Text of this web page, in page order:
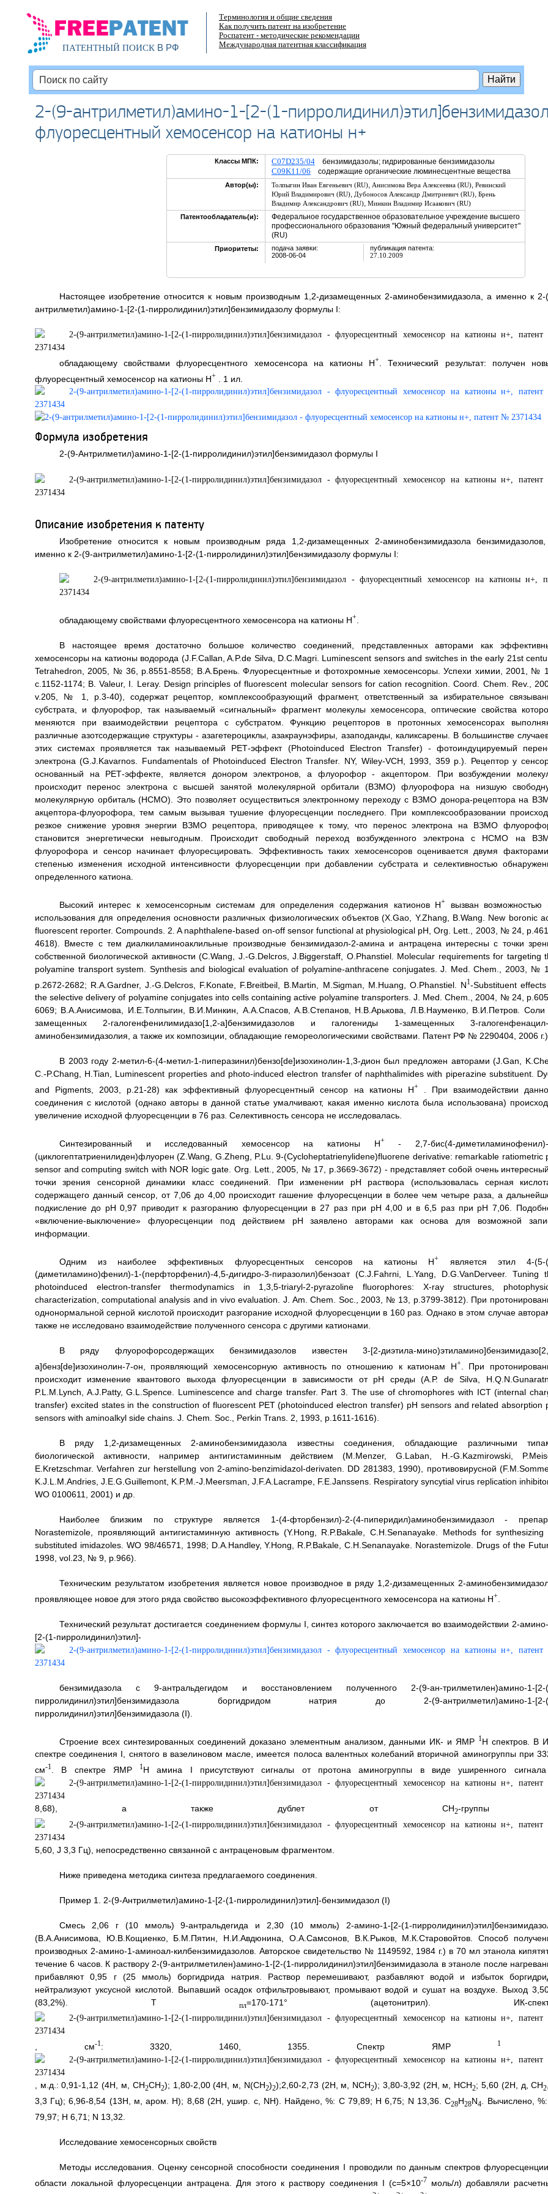
ПАТЕНТНЫЙ ПОИСКВ РФ
Терминология и общие сведения
Как получить патент на изобретение
Роспатент - методические рекомендации
Международная патентная классификация
2-(9-антрилметил)амино-1-[2-(1-
флуоресцентный хемосенсор на катионы н+
Классы МПК: C07D235/04бензимидазолы; гидрированные бензимидазолы
C09K11/06 содержащие органические люминесцентные вещества
Автор(ы): Толпыгин Иван Евгеньевич (RU), Анисимова Вера Алексеевна (RU), Ревинский
Юрий Владимирович (RU), Дубоносов Александр Дмитриевич (RU), Брень
Владимир Александрович (RU), Минкин Владимир Исаакович (RU)
Патентообладатель(и):
Федеральное государственное образовательное учреждение высшего
профессионального образования "Южный федеральный университет"
(RU)
Приоритеты:
подача заявки:
2008-06-04
публикация патента:
27.10.2009
Настоящее изобретение относится к новым производным 1,2-дизамещенных 2-аминобензимидазола, а именно к 2-
антрилметил)амино-1-[2-(1-пирролидинил)этил]бензимидазолу формулы I:
обладающему свойствами флуоресцентного хемосенсора на катионы H+
. Технический результат: получен
флуоресцентный хемосенсор на катионы H+. 1 ил.
Формула изобретения
2-(9-Антрилметил)амино-1-[2-(1-пирролидинил)этил]бензимидазол формулы I
Описание изобретения к патенту
Изобретение относится к новым производным ряда 1,2-дизамещенных 2-аминобензимидазола
именно к 2-(9-антрилметил)амино-1-[2-(1-пирролидинил)этил]бензимидазолу формулы I:
обладающему свойствами флуоресцентного хемосенсора на катионы Н+.
В настоящее время достаточно большое количество соединений, представленных авторами как
хемосенсоры на катионы водорода (J.F.Callan, A.P.de Silva, D.C.Magri. Luminescent sensors and switches in the early 21st
Tetrahedron, 2005, № 36, p.8551-8558; B.A.Брень. Флуоресцентные и фотохромные хемосенсоры. Успехи химии, 2001, №
с.1152-1174; В. Valeur, I. Leray. Design principles of fluorescent molecular sensors for cation recognition. Coord. Chem. Rev.,
v.205, № 1, p.3-40), содержат рецептор, комплексообразующий фрагмент, ответственный за избирательное
субстрата, и флуорофор, так называемый «сигнальный» фрагмент молекулы хемосенсора, оптические свойства
меняются при взаимодействии рецептора с субстратом. Функцию рецепторов в протонных хемосенсорах
различные азотсодержащие структуры - азагетероциклы, азакраунэфиры, азаподанды, каликсарены. В большинстве
этих системах проявляется так называемый РЕТ-эффект (Photoinduced Electron Transfer) - фотоиндуцируемый
электрона (G.J.Kavarnos. Fundamentals of Photoinduced Electron Transfer. NY, Wiley-VCH, 1993, 359 p.). Рецептор у
основанный на РЕТ-эффекте, является донором электронов, а флуорофор - акцептором. При возбуждении
происходит перенос электрона с высшей занятой молекулярной орбитали (ВЗМО) флуорофора на низшую
молекулярную орбиталь (НСМО). Это позволяет осуществиться электронному переходу с ВЗМО донора-рецептора на
акцептора-флуорофора, тем самым вызывая тушение флуоресценции последнего. При комплексообразовании
резкое снижение уровня энергии ВЗМО рецептора, приводящее к тому, что перенос электрона на ВЗМО
становится энергетически невыгодным. Происходит свободный переход возбужденного электрона с НСМО на
флуорофора и сенсор начинает флуоресцировать. Эффективность таких хемосенсоров оценивается двумя
степенью изменения исходной интенсивности флуоресценции при добавлении субстрата и селективностью
определенного катиона.
Высокий интерес к хемосенсорным системам для определения содержания катионов Н+
вызван возможностью
использования для определения основности различных физиологических объектов (X.Gao, Y.Zhang, В.Wang. New boronic
fluorescent reporter. Compounds. 2. A naphthalene-based on-off sensor functional at physiological pH, Org. Lett., 2003, № 24,
4618). Вместе с тем диалкиламиноаклильные производные бензимидазол-2-амина и антрацена интересны с точки
собственной биологической активности (С.Wang, J.-G.Delcros, J.Biggerstaff, О.Phanstiel. Molecular requirements for targeting
polyamine transport system. Synthesis and biological evaluation of polyamine-anthracene conjugates. J. Med. Chem., 2003, №
p.2672-2682; R.A.Gardner, J.-G.Delcros, F.Konate, F.Breitbeil, B.Martin, M.Sigman, M.Huang, O.Phanstiel. N1-Substituent
the selective delivery of polyamine conjugates into cells containing active polyamine transporters. J. Med. Chem., 2004, № 24,
6069; В.А.Анисимова, И.Е.Толпыгин, В.И.Минкин, А.А.Спасов, А.В.Степанов, Н.В.Арькова, Л.В.Науменко, В.И.Петров. Соли
замещенных 2-галогенфенилимидазо[1,2-а]бензимидазолов и галогениды 1-замещенных 3-
аминобензимидазолия, а также их композиции, обладающие гемореологическими свойствами. Патент РФ № 2290404, 2006
В 2003 году 2-метил-6-(4-метил-1-пиперазинил)бензо[de]изохинолин-1,3-дион был предложен авторами (J.Gan,
C.-P.Chang, H.Tian, Luminescent properties and photo-induced electron transfer of naphthalimides with piperazine substituent.
and Pigments, 2003, p.21-28) как эффективный флуоресцентный сенсор на катионы H+. При взаимодействии
соединения с кислотой (однако авторы в данной статье умалчивают, какая именно кислота была использована)
увеличение исходной флуоресценции в 76 раз. Селективность сенсора не исследовалась.
Синтезированный и исследованный хемосенсор на катионы H+- 2,7-бис(4-
(циклогептатриенилиден)флуорен (Z.Wang, G.Zheng, P.Lu. 9-(Cycloheptatrienylidene)fluorene derivative: remarkable ratiometric
sensor and computing switch with NOR logic gate. Org. Lett., 2005, № 17, p.3669-3672) - представляет собой очень
точки зрения сенсорной динамики класс соединений. При изменении рН раствора (использовалась серная
содержащего данный сенсор, от 7,06 до 4,00 происходит гашение флуоресценции в более чем четыре раза, а
подкисление до рН 0,97 приводит к разгоранию флуоресценции в 27 раз при рН 4,00 и в 6,5 раз при рН 7,06.
«включение-выключение» флуоресценции под действием рН заявлено авторами как основа для возможной
информации.
Одним из наиболее эффективных флуоресцентных сенсоров на катионы Н+
является этил 4-(5-
(диметиламино)фенил)-1-(перфторфенил)-4,5-дигидро-3-пиразолил)бензоат (С.J.Fahrni, L.Yang, D.G.VanDerveer. Tuning
photoinduced electron-transfer thermodynamics in 1,3,5-triaryl-2-pyrazoline fluorophores: X-ray structures,
characterization, computational analysis and in vivo evaluation. J. Am. Chem. Soc., 2003, № 13, p.3799-3812). При
однонормальной серной кислотой происходит разгорание исходной флуоресценции в 160 раз. Однако в этом случае
также не исследовано взаимодействие полученного сенсора с другими катионами.
В ряду флуорофорсодержащих бензимидазолов известен 3-[2-диэтила-
a]бенз[de]изохинолин-7-он, проявляющий хемосенсорную активность по отношению к катионам Н+. При
происходит изменение квантового выхода флуоресценции в зависимости от рН среды (А.Р. de Silva,
P.L.M.Lynch, A.J.Patty, G.L.Spence. Luminescence and charge transfer. Part 3. The use of chromophores with ICT (internal
transfer) excited states in the construction of fluorescent PET (photoinduced electron transfer) pH sensors and related absorption
sensors with aminoalkyl side chains. J. Chem. Soc., Perkin Trans. 2, 1993, p.1611-1616).
В ряду 1,2-дизамещенных 2-аминобензимидазола известны соединения, обладающие различными
биологической активности, например антигистаминным действием (M.Menzer, G.Laban, H.-G.Kazmirowski,
E.Kretzschmar. Verfahren zur herstellung von 2-amino-benzimidazol-derivaten. DD 281383, 1990), противовирусной
K.J.L.M.Andries, J.E.G.Guillemont, K.P.M.-J.Meersman, J.F.A.Lacrampe, F.E.Janssens. Respiratory syncytial virus replication
WO 0100611, 2001) и др.
Наиболее близким по структуре является 1-(4-фторбензил)-2-(4-пиперидил)аминобензимидазол -
Norastemizole, проявляющий антигистаминную активность (Y.Hong, R.P.Bakale, C.H.Senanayake. Methods for synthesizing
substituted imidazoles. WO 98/46571, 1998; D.A.Handley, Y.Hong, R.P.Bakale, C.H.Senanayake. Norastemizole. Drugs of the
1998, vol.23, № 9, p.966).
Техническим результатом изобретения является новое производное в ряду 1,2-дизамещенных 2-
проявляющее новое для этого ряда свойство высокоэффективного флуоресцентного хемосенсора на катионы Н+.
Технический результат достигается соединением формулы I, синтез которого заключается во взаимодействии 2-
[2-(1-пирролидинил)этил]-
бензимидазола с 9-антральдегидом и восстановлением полученного 2-(9-ан-трилметилен)амино-1-[2-
пирролидинил)этил]бензимидазола боргидридом натрия до 2-(9-антрилметил)амино-1-[2-
пирролидинил)этил]бензимидазола (I).
Строение всех синтезированных соединений доказано элементным анализом, данными ИК- и ЯМР 1 Н спектров. В
спектре соединения I, снятого в вазелиновом масле, имеется полоса валентных колебаний вторичной аминогруппы при
см-1. В спектре ЯМР 1Н амина I присутствуют сигналы от протона аминогруппы в виде уширенного
8,68), а также дублет от СН2-группы
5,60, J 3,3 Гц), непосредственно связанной с антраценовым фрагментом.
Ниже приведена методика синтеза предлагаемого соединения.
Пример 1. 2-(9-Антрилметил)амино-1-[2-(1-пирролидинил)этил]-бензимидазол (I)
Смесь 2,06 г (10 ммоль) 9-антральдегида и 2,30 (10 ммоль) 2-амино-1-[2-(1-
(В.А.Анисимова, Ю.В.Кощиенко, Б.М.Пятин, Н.И.Авдюнина, О.А.Самсонов, В.К.Рыков, М.К.Старовойтов. Способ
производных 2-амино-1-аминоал-килбензимидазолов. Авторское свидетельство № 1149592, 1984 г.) в 70 мл этанола
течение 6 часов. К раствору 2-(9-антрилметилен)амино-1-[2-(1-пирролидинил)этил]бензимидазола в этаноле после
прибавляют 0,95 г (25 ммоль) боргидрида натрия. Раствор перемешивают, разбавляют водой и избыток
нейтрализуют уксусной кислотой. Выпавший осадок отфильтровывают, промывают водой и сушат на воздухе. Выход
(83,2%). Т пл=170-171° (ацетонитрил). ИК-
, см-1: 3320, 1460, 1355. Спектр ЯМР 1
, м.д.: 0,91-1,12 (4Н, м, CH2CH2); 1,80-2,00 (4Н, м, N(CH2)2);2,60-2,73 (2Н, м, NCH2); 3,80-3,92 (2Н, м, НСH2; 5,60 (2Н, д, СН2
3,3 Гц); 6,96-8,54 (13Н, м, аром. Н); 8,68 (2Н, ушир. с, NH). Найдено, %: С 79,89; Н 6,75; N 13,36. C28H28N4
. Вычислено,
79,97; Н 6,71; N 13,32.
Исследование хемосенсорных свойств
Методы исследования. Оценку сенсорной способности соединения I проводили по данным спектров
области локальной флуоресценции антрацена. Для этого к раствору соединения I (с=5×10-7
моль/л) добавляли